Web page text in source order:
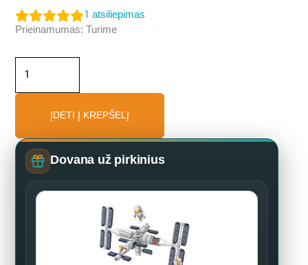
1 atsiliepimas
Prieinamumas: Turime
produkto
Konstruktorius
gėlė
„Rožė“
ĮDĖTI Į KREPŠELĮ
Dovana už pirkinius